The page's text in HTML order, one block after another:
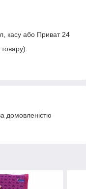
касу або Приват 24
домовленістю